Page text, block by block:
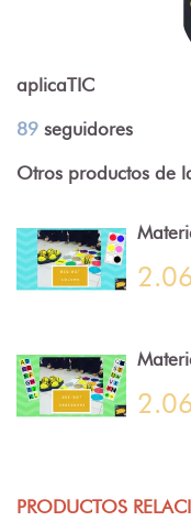
aplicaTIC
89 seguidores
Otros productos de
PRODUCTOS